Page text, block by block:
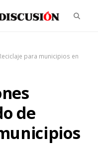
para municipios en
de